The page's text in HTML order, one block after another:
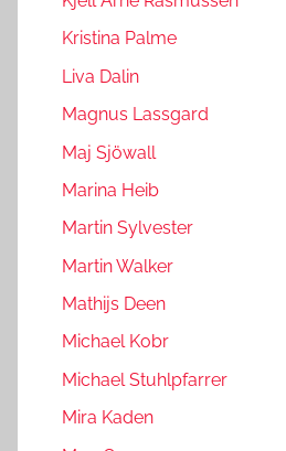
Kristina Palme
Liva Dalin
Magnus Lassgard
Maj Sjöwall
Marina Heib
Martin Sylvester
Martin Walker
Mathijs Deen
Michael Kobr
Michael Stuhlpfarrer
Mira Kaden